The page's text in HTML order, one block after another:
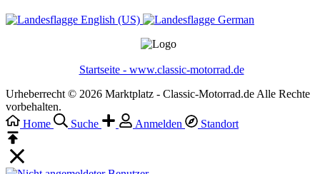
English (US)‎ German‎
Startseite - www.classic-motorrad.de
Urheberrecht © 2026 Marktplatz - Classic-Motorrad.de Alle Rechte
vorbehalten.
Home
Suche Anmelden Standort